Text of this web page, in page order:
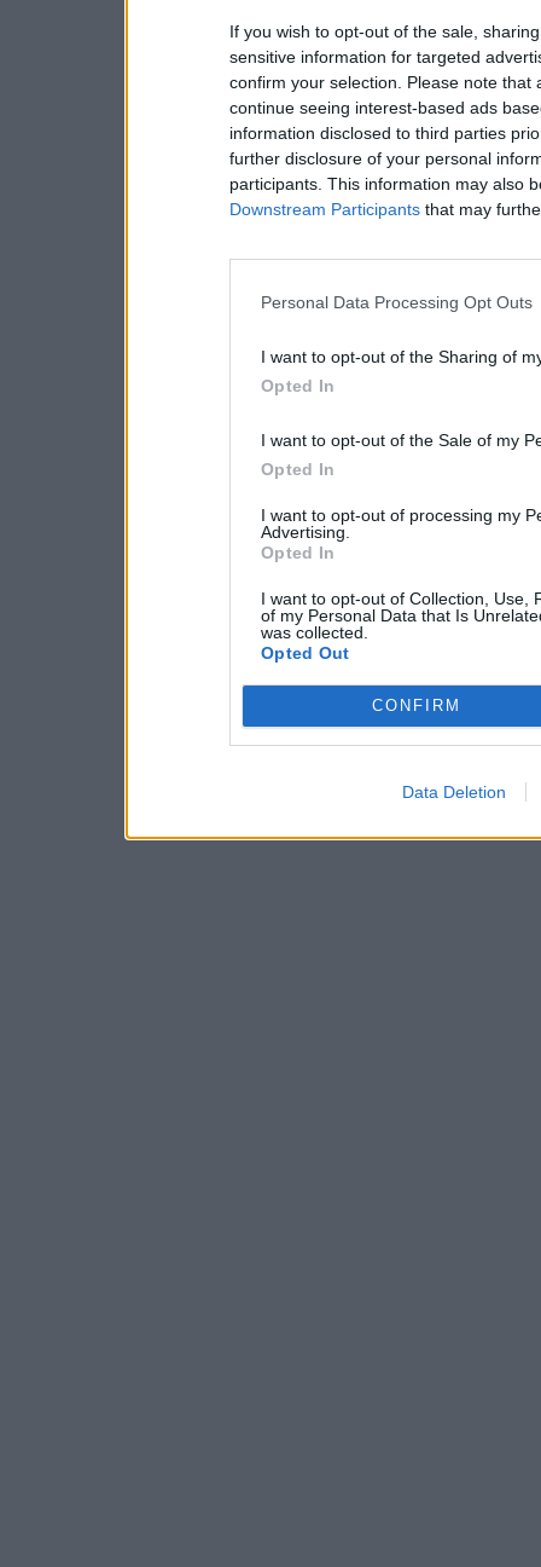
If you wish to opt-out of the sale,
sensitive information for targeted
confirm your selection. Please note
continue seeing interest-based ads
information disclosed to third parties
further disclosure of your personal
participants. This information may also
Downstream Participants that may
Personal Data Processing Opt Outs
I want to opt-out of the Sharing of
Opted In
I want to opt-out of the Sale of my
Opted In
I want to opt-out of processing my
Advertising.
Opted In
I want to opt-out of Collection, Use,
of my Personal Data that Is
was collected.
Opted Out
CONFIRM
Data Deletion